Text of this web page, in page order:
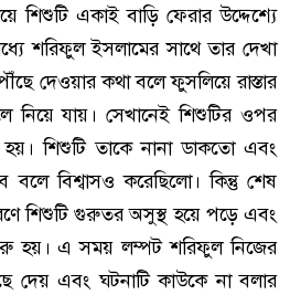
শিশুটি একাই বাড়ি ফেরার উদ্দেশ্যে
শরিফুল ইসলামের সাথে তার দেখা
দেওয়ার কথা বলে ফুসলিয়ে রাস্তার
নিয়ে যায়। সেখানেই শিশুটির ওপর
হয়। শিশুটি তাকে নানা ডাকতো এবং
বলে বিশ্বাসও করেছিলো। কিন্তু শেষ
শিশুটি গুরুতর অসুস্থ হয়ে পড়ে এবং
হয়। এ সময় লম্পট শরিফুল নিজের
দেয় এবং ঘটনাটি কাউকে না বলার